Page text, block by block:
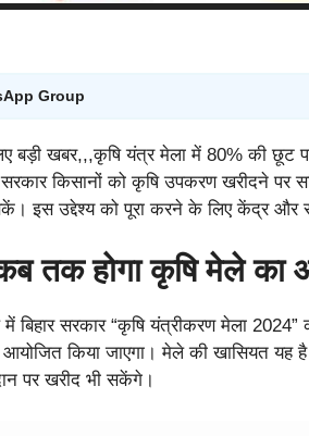
Group
बड़ी खबर,,,कृषि यंत्र मेला में 80% की छूट
किसानों को कृषि उपकरण खरीदने
इस उद्देश्य को पूरा करने के लिए केंद्र और
तक होगा कृषि मेले का
में बिहार सरकार “कृषि यंत्रीकरण मेला
आयोजित किया जाएगा। मेले की खासियत
पर खरीद भी सकेंगे।